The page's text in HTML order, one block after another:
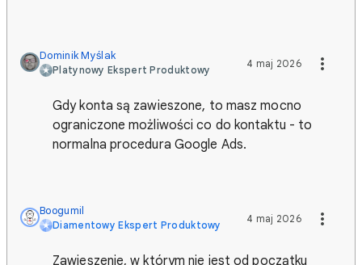
Dominik Myślak
Platynowy Ekspert Produktowy
4 maj 2026
Gdy konta są zawieszone, to masz mocno
ograniczone możliwości co do kontaktu - to
normalna procedura Google Ads.
Boogumil
Diamentowy Ekspert Produktowy
4 maj 2026
Zawieszenie, w którym nie jest od początku